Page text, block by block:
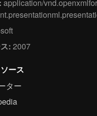
application/
: 2007
ース
ター